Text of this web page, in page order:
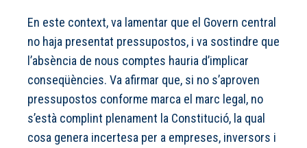
En este context, va lamentar que el Govern central
no haja presentat pressupostos, i va sostindre que
l’absència de nous comptes hauria d’implicar
conseqüències. Va afirmar que, si no s’aproven
pressupostos conforme marca el marc legal, no
s’està complint plenament la Constitució, la qual
cosa genera incertesa per a empreses, inversors i